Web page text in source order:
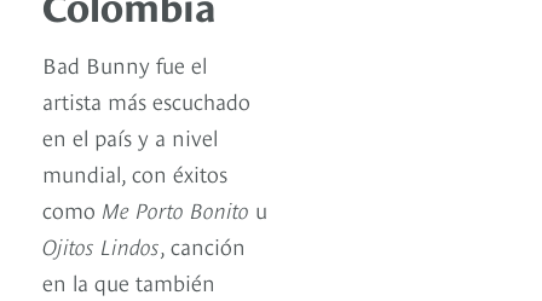
Bad Bunny fue el
artista más escuchado
en el país y a nivel
mundial, con éxitos
como Me Porto Bonito u
Ojitos Lindos, canción
en la que también